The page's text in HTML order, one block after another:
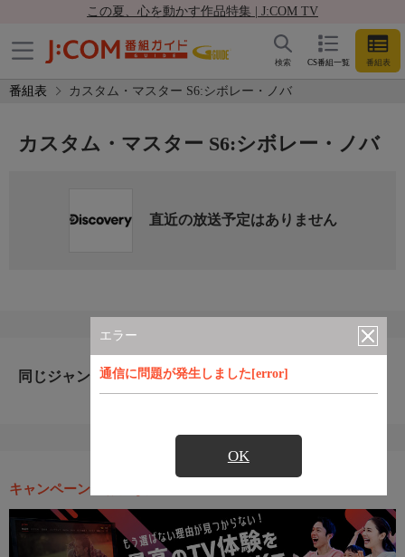
この夏、心を動かす作品特集 | J:COM TV
CS番組一覧 番組表
検索
番組表 カスタム・マスター S6:シボレー・ノバ
エラー
通信に問題が発生しました[error]
OK
カスタム・マスター S6:シボレー・ノバ
直近の放送予定はありません
同じジャンルのおすすめ番組
キャンペーン・お得な情報